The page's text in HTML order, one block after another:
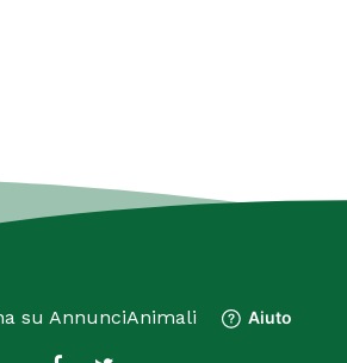
su AnnunciAnimali